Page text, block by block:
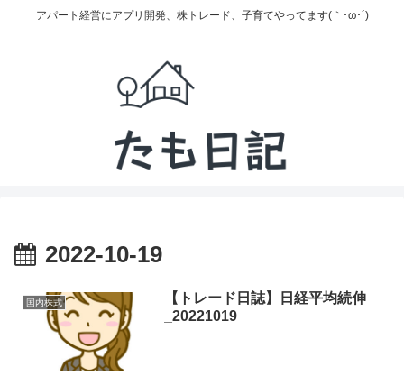
アパート経営にアプリ開発、株トレード、子育てやってます(｀･ω･´)
2022-10-19
国内株式
【トレード日誌】日経平均続伸
_20221019